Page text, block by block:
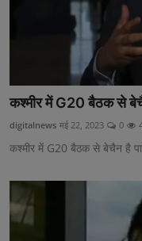
कश्मीर में G20 बैठक से
digitalnews मई 22, 2023 0
कश्मीर में G20 बैठक से बेचैन है